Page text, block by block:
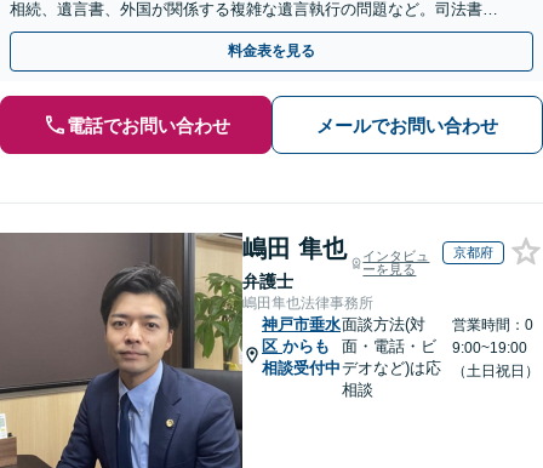
相続、遺言書、外国が関係する複雑な遺言執行の問題など。司法書士
や税理士とも連携し、円滑な解決を【オンライン面談可】
料金表を見る
電話でお問い合わせ メールでお問い合わせ
嶋田 隼也
弁護士
インタビュ
ーを見る
京都府
嶋田隼也法律事務所
神戸市垂水
区 からも
相談受付中
面談方法(対
面・電話・ビ
デオなど)は応
相談
営業時間：0
9:00~19:00
（土日祝日）